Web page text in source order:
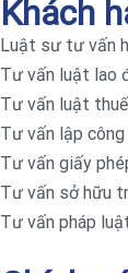
Khách
Luật sư tư vấn
Tư vấn luật lao
Tư vấn luật thuế
Tư vấn lập
Tư vấn giấy
Tư vấn sở hữu
Tư vấn pháp